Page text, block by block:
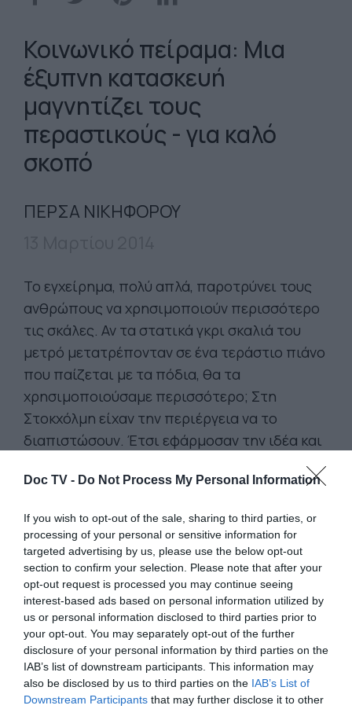
Doc TV - Do Not Process My Personal Information
If you wish to opt-out of the sale, sharing to third parties, or
processing of your personal or sensitive information for
targeted advertising by us, please use the below opt-out
section to confirm your selection. Please note that after your
opt-out request is processed you may continue seeing
interest-based ads based on personal information utilized by
us or personal information disclosed to third parties prior to
your opt-out. You may separately opt-out of the further
disclosure of your personal information by third parties on the
IAB’s list of downstream participants. This information may
also be disclosed by us to third parties on the IAB’s List of
Downstream Participants that may further disclose it to other
Κοινωνικό πείραμα: Μια
έξυπνη κατασκευή
μαγνητίζει τους
περαστικούς - για καλό
σκοπό
ΠΕΡΣΑ ΝΙΚΗΦΟΡΟΥ
Το εγχείρημα, πολύ απλά, παροτρύνει τους
ανθρώπους να χρησιμοποιούν περισσότερο
τις σκάλες. Αν τα στατικά γκρι σκαλιά του
μετρό μετατρέπονταν σε ένα τεράστιο πιάνο
που παίζεται με τα πόδια, θα τα
χρησιμοποιούσαμε περισσότερο; Στη
Στοκχόλμη είχαν την περιέργεια να το
διαπιστώσουν. Έτσι εφάρμοσαν την ιδέα και
ανέβηκαν με τις συμβατικές σκάλες αντί να